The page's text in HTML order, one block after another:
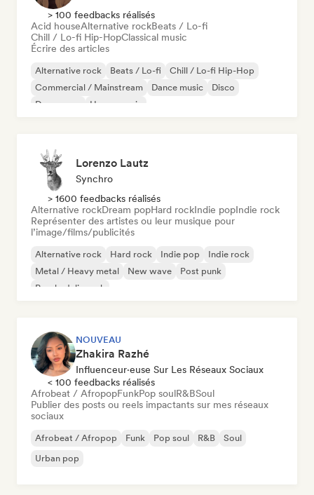
> 100 feedbacks réalisés
Acid houseAlternative rockBeats / Lo-fi
Chill / Lo-fi Hip-HopClassical music
Écrire des articles
Alternative rock Beats / Lo-fi
Chill / Lo-fi Hip-Hop
Commercial / Mainstream
Dance music
Disco
Dream pop
House music
Lorenzo Lautz
Synchro
> 1600 feedbacks réalisés
Alternative rockDream popHard rockIndie popIndie rock
Représenter des artistes ou leur musique pour
l’image/films/publicités
Alternative rock Hard rock Indie pop
Indie rock
Metal / Heavy metal
New wave
Post punk
Psychedelic rock
NOUVEAU
Zhakira Razhé
Influenceur·euse Sur Les Réseaux Sociaux
< 100 feedbacks réalisés
Afrobeat / AfropopFunkPop soulR&BSoul
Publier des posts ou reels impactants sur mes réseaux
sociaux
Afrobeat / Afropop Funk Pop soul R&B
Soul
Urban pop